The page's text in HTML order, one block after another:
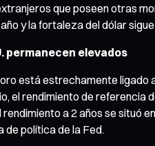
que poseen otras
y la fortaleza del dólar
permanecen elevados
está estrechamente
el rendimiento de referencia
a 2 años se situó
política de la Fed.